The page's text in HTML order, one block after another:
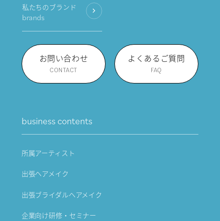
私たちのブランド
brands
お問い合わせ
CONTACT
よくあるご質問
FAQ
business contents
所属アーティスト
出張ヘアメイク
出張ブライダルヘアメイク
企業向け研修・セミナー